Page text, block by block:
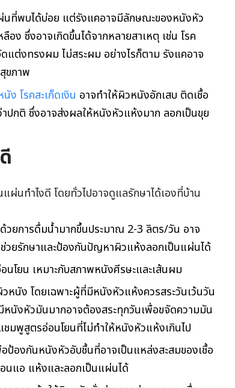
นที่พบได้บ่อย แต่รังแคอาจมีลักษณะของหนังหัว
ง ซึ่งอาจเกิดขึ้นได้จากหลายสาเหตุ เช่น โรค
ต่งทรงผม ไม่สระผม อย่างไรก็ตาม รังแคอาจ
ขภาพ
นัง โรคสะเก็ดเงิน อาจทำให้ผิวหนังอักเสบ ติดเชื้อ
ปกติ ซึ่งอาจส่งผลให้หนังหัวแห้งมาก ลอกเป็นขุย
นทำไงดี โดยทั่วไปอาจดูแลรักษาได้เองที่บ้าน
วยการดื่มน้ำมากขึ้นประมาณ 2-3 ลิตร/วัน อาจ
วยรักษาและป้องกันปัญหาผิวแห้งลอกเป็นแผ่นได้
โยน เหมาะกับสภาพหนังศีรษะและเส้นผม
หนัง โดยเฉพาะผู้ที่มีหนังหัวแห้งควรสระวันเว้นวัน
นังหัวมันมากอาจต้องสระทุกวันเพื่อขจัดความมัน
มพูสูตรอ่อนโยนที่ไม่ทำให้หนังหัวแห้งเกินไป
ป้องกันหนังหัวอับชื้นที่อาจเป็นแหล่งสะสมของเชื้อ
นแอ แห้งและลอกเป็นแผ่นได้